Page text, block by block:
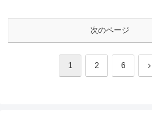
次のページ
1 2 6 次